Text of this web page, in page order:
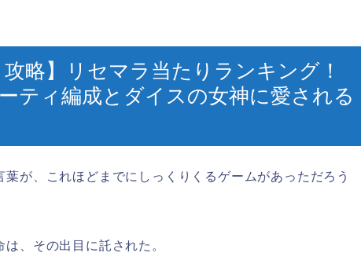
攻略】リセマラ当たりランキング！
ティ編成とダイスの女神に愛される
が、これほどまでにしっくりくるゲームがあっただろう
、その出目に託された。